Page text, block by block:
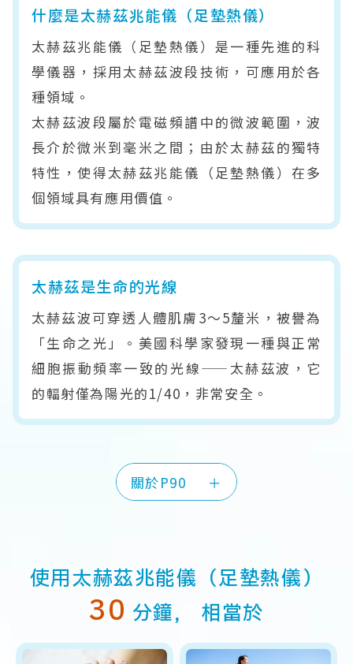
什麼是太赫茲兆能儀（足墊熱儀）
太赫茲兆能儀（足墊熱儀）是一種先進的科
學儀器，採用太赫茲波段技術，可應用於各
種領域。
太赫茲波段屬於電磁頻譜中的微波範圍，波
長介於微米到毫米之間；由於太赫茲的獨特
特性，使得太赫茲兆能儀（足墊熱儀）在多
個領域具有應用價值。
太赫茲是生命的光線
太赫茲波可穿透人體肌膚3～5釐米，被譽為
「生命之光」。美國科學家發現一種與正常
細胞振動頻率一致的光線——太赫茲波，它
的輻射僅為陽光的1/40，非常安全。
關於P90 ＋
使用太赫茲兆能儀（足墊熱儀）
30 分鐘， 相當於